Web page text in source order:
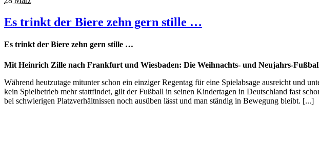
Es trinkt der Biere zehn gern stille …
Es trinkt der Biere zehn gern stille …
Mit Heinrich Zille nach Frankfurt und Wiesbaden: Die Weihnachts- und Neujahrs-
Während heutzutage mitunter schon ein einziger Regentag für eine Spielabsage ausreicht und
kein Spielbetrieb mehr stattfindet, gilt der Fußball in seinen Kindertagen in Deutschland fast
bei schwierigen Platzverhältnissen noch ausüben lässt und man ständig in Bewegung bleibt. [...]